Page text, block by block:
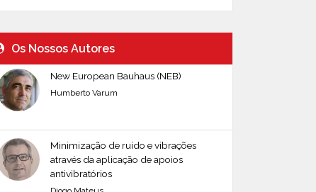
Os Nossos Autores
New European Bauhaus (NEB)
Humberto Varum
Minimização de ruído e vibrações
através da aplicação de apoios
antivibratórios